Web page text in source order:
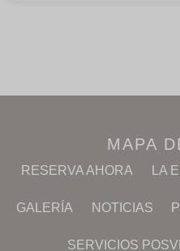
MAPA
RESERVA AHORA LA
GALERÍA NOTICIAS
SERVICIOS